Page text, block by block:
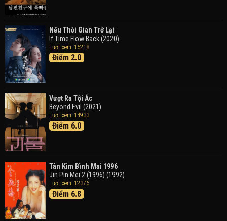
Trong Tranh
Doraemon the Movie: Nobita's Art World Tales (2025)
Tháng Ngày Tươi Đẹp
Nếu Thời Gian Trở Lại
If Time Flow Back (2020)
Lượt xem: 15218
Điểm 2.0
Vượt Ra Tội Ác
Beyond Evil (2021)
Lượt xem: 14933
Điểm 6.0
Tân Kim Bình Mai 1996
Jin Pin Mei 2 (1996) (1992)
Lượt xem: 12376
Điểm 6.8